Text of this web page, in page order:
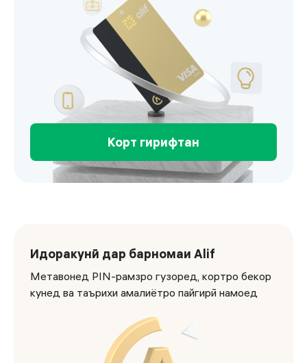
Корт гирифтан
Идоракунӣ дар барномаи Alif
Метавонед PIN-рамзро гузоред, кортро бекор
кунед ва таърихи амалиётро пайгирӣ намоед